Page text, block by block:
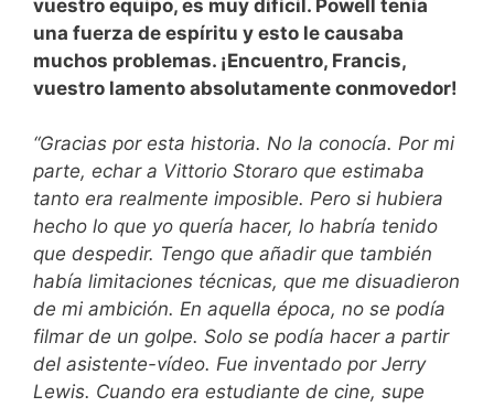
vuestro equipo, es muy difícil. Powell tenía
una fuerza de espíritu y esto le causaba
muchos problemas. ¡Encuentro, Francis,
vuestro lamento absolutamente conmovedor!
“Gracias por esta historia. No la conocía. Por mi
parte, echar a Vittorio Storaro que estimaba
tanto era realmente imposible. Pero si hubiera
hecho lo que yo quería hacer, lo habría tenido
que despedir. Tengo que añadir que también
había limitaciones técnicas, que me disuadieron
de mi ambición. En aquella época, no se podía
filmar de un golpe. Solo se podía hacer a partir
del asistente-vídeo. Fue inventado por Jerry
Lewis. Cuando era estudiante de cine, supe